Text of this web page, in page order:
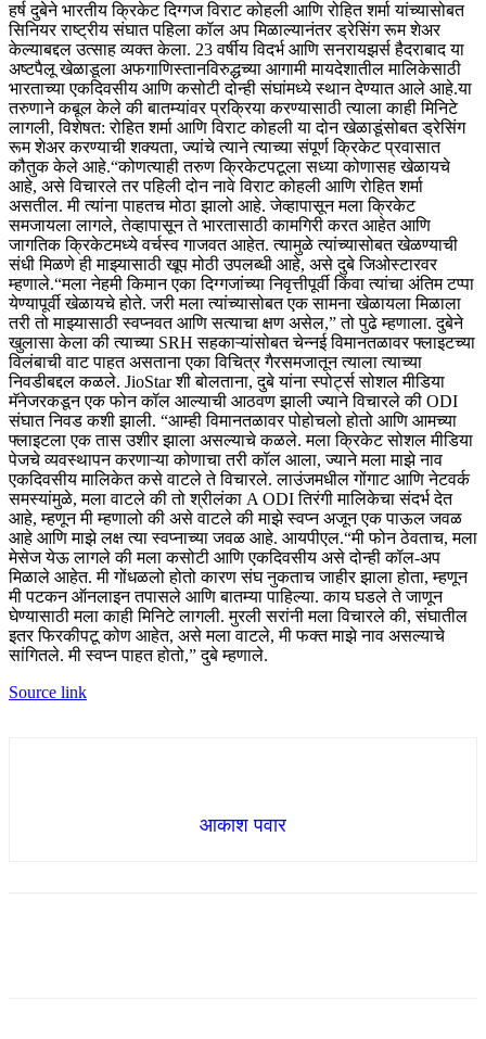
हर्ष दुबेने भारतीय क्रिकेट दिग्गज विराट कोहली आणि रोहित शर्मा यांच्यासोबत
सिनियर राष्ट्रीय संघात पहिला कॉल अप मिळाल्यानंतर ड्रेसिंग रूम शेअर
केल्याबद्दल उत्साह व्यक्त केला. 23 वर्षीय विदर्भ आणि सनरायझर्स हैदराबाद या
अष्टपैलू खेळाडूला अफगाणिस्तानविरुद्धच्या आगामी मायदेशातील मालिकेसाठी
भारताच्या एकदिवसीय आणि कसोटी दोन्ही संघांमध्ये स्थान देण्यात आले आहे.या
तरुणाने कबूल केले की बातम्यांवर प्रक्रिया करण्यासाठी त्याला काही मिनिटे
लागली, विशेषत: रोहित शर्मा आणि विराट कोहली या दोन खेळाडूंसोबत ड्रेसिंग
रूम शेअर करण्याची शक्यता, ज्यांचे त्याने त्याच्या संपूर्ण क्रिकेट प्रवासात
कौतुक केले आहे.“कोणत्याही तरुण क्रिकेटपटूला सध्या कोणासह खेळायचे
आहे, असे विचारले तर पहिली दोन नावे विराट कोहली आणि रोहित शर्मा
असतील. मी त्यांना पाहतच मोठा झालो आहे. जेव्हापासून मला क्रिकेट
समजायला लागले, तेव्हापासून ते भारतासाठी कामगिरी करत आहेत आणि
जागतिक क्रिकेटमध्ये वर्चस्व गाजवत आहेत.त्यामुळे त्यांच्यासोबत खेळण्याची
संधी मिळणे ही माझ्यासाठी खूप मोठी उपलब्धी आहे, असे दुबे जिओस्टारवर
म्हणाले.“मला नेहमी किमान एका दिग्गजांच्या निवृत्तीपूर्वी किंवा त्यांचा अंतिम टप्पा
येण्यापूर्वी खेळायचे होते. जरी मला त्यांच्यासोबत एक सामना खेळायला मिळाला
तरी तो माझ्यासाठी स्वप्नवत आणि सत्याचा क्षण असेल,” तो पुढे म्हणाला. दुबेने
खुलासा केला की त्याच्या SRH सहकाऱ्यांसोबत चेन्नई विमानतळावर फ्लाइटच्या
विलंबाची वाट पाहत असताना एका विचित्र गैरसमजातून त्याला त्याच्या
निवडीबद्दल कळले. JioStar शी बोलताना, दुबे यांना स्पोर्ट्स सोशल मीडिया
मॅनेजरकडून एक फोन कॉल आल्याची आठवण झाली ज्याने विचारले की ODI
संघात निवड कशी झाली. “आम्ही विमानतळावर पोहोचलो होतो आणि आमच्या
फ्लाइटला एक तास उशीर झाला असल्याचे कळले. मला क्रिकेट सोशल मीडिया
पेजचे व्यवस्थापन करणाऱ्या कोणाचा तरी कॉल आला, ज्याने मला माझे नाव
एकदिवसीय मालिकेत कसे वाटले ते विचारले. लाउंजमधील गोंगाट आणि नेटवर्क
समस्यांमुळे, मला वाटले की तो श्रीलंका A ODI तिरंगी मालिकेचा संदर्भ देत
आहे, म्हणून मी म्हणालो की असे वाटले की माझे स्वप्न अजून एक पाऊल जवळ
आहे आणि माझे लक्ष त्या स्वप्नाच्या जवळ आहे. आयपीएल.“मी फोन ठेवताच, मला
मेसेज येऊ लागले की मला कसोटी आणि एकदिवसीय असे दोन्ही कॉल-अप
मिळाले आहेत. मी गोंधळलो होतो कारण संघ नुकताच जाहीर झाला होता, म्हणून
मी पटकन ऑनलाइन तपासले आणि बातम्या पाहिल्या. काय घडले ते जाणून
घेण्यासाठी मला काही मिनिटे लागली. मुरली सरांनी मला विचारले की, संघातील
इतर फिरकीपटू कोण आहेत, असे मला वाटले, मी फक्त माझे नाव असल्याचे
सांगितले. मी स्वप्न पाहत होतो,” दुबे म्हणाले.
Source link
आकाश पवार